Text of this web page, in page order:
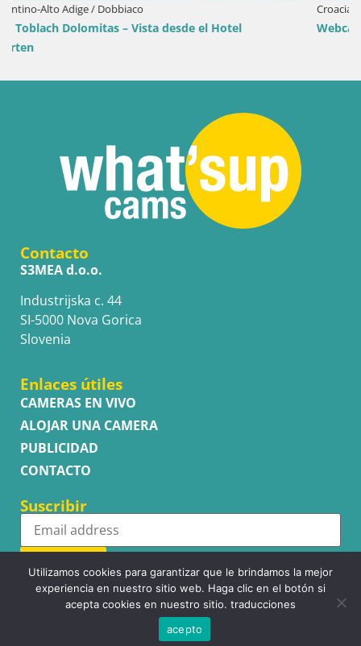
Croacia / Lika-Senj / Senj
Webcam puerto de Senj – Rompeolas y faro en
Contacto
S3MEA d.o.o.
Industrijska c. 44
SI-5000 Nova Gorica
Slovenia
Enlaces útiles
CAMERAS EN VIVO
ALOJAR UNA CAMERA
PUBLICIDAD
CONTACTO
Suscribir
Subscribe
Copyright © WhatsupCams 2016 - 2026. All right reserved.
Utilizamos cookies para garantizar que le brindamos la mejor
experiencia en nuestro sitio web. Haga clic en el botón si
acepta cookies en nuestro sitio. traducciones
acepto